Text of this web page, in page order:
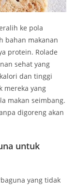
ke pola
bahan makanan
protein. Rolade
sehat yang
dan tinggi
mereka yang
makan seimbang.
digoreng akan
untuk
yang tidak